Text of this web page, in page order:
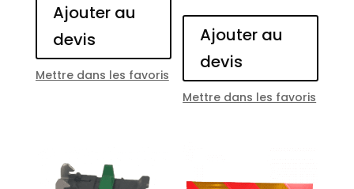
Ajouter au
devis
Mettre dans les favoris
Ajouter au
devis
Mettre dans les favoris